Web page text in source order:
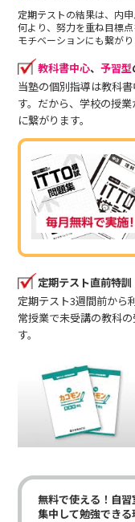
定期テストの結果は、内
何より、努力を重ね目標
モチベーションにも繋がり
教科書中心、 予習型
当塾の個別指導は教科
す。だから、学校の授
に繋がります。
定期テスト直前特訓
定期テスト3週間前から
常授業で未受講の教科
す。
無料で使える！自習
集中して勉強できる